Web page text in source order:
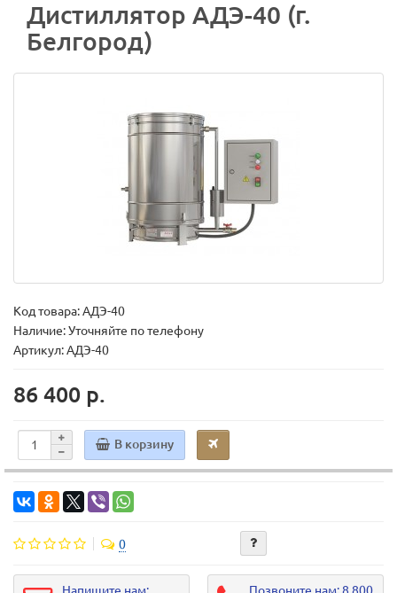
Дистиллятор АДЭ-40 (г.
Белгород)
Код товара:АДЭ-40
Наличие: Уточняйте по телефону
Артикул: АДЭ-40
86 400 р.
В корзину
0